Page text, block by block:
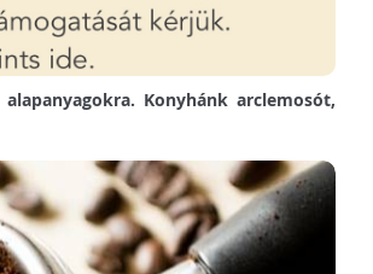
Konyhánk arclemosót,